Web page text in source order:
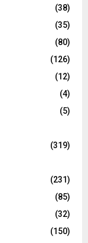
(38)
(35)
(80)
(126)
(12)
(4)
(5)
(319)
(231)
(85)
(32)
(150)